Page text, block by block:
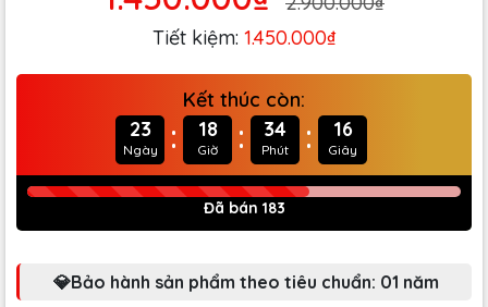
Tiết kiệm: 1.450.000₫
Kết thúc còn:
23
Ngày : 18
Giờ : 34
Phút : 15
Giây
Đã bán 183
💎Bảo hành sản phẩm theo tiêu chuẩn: 01 năm